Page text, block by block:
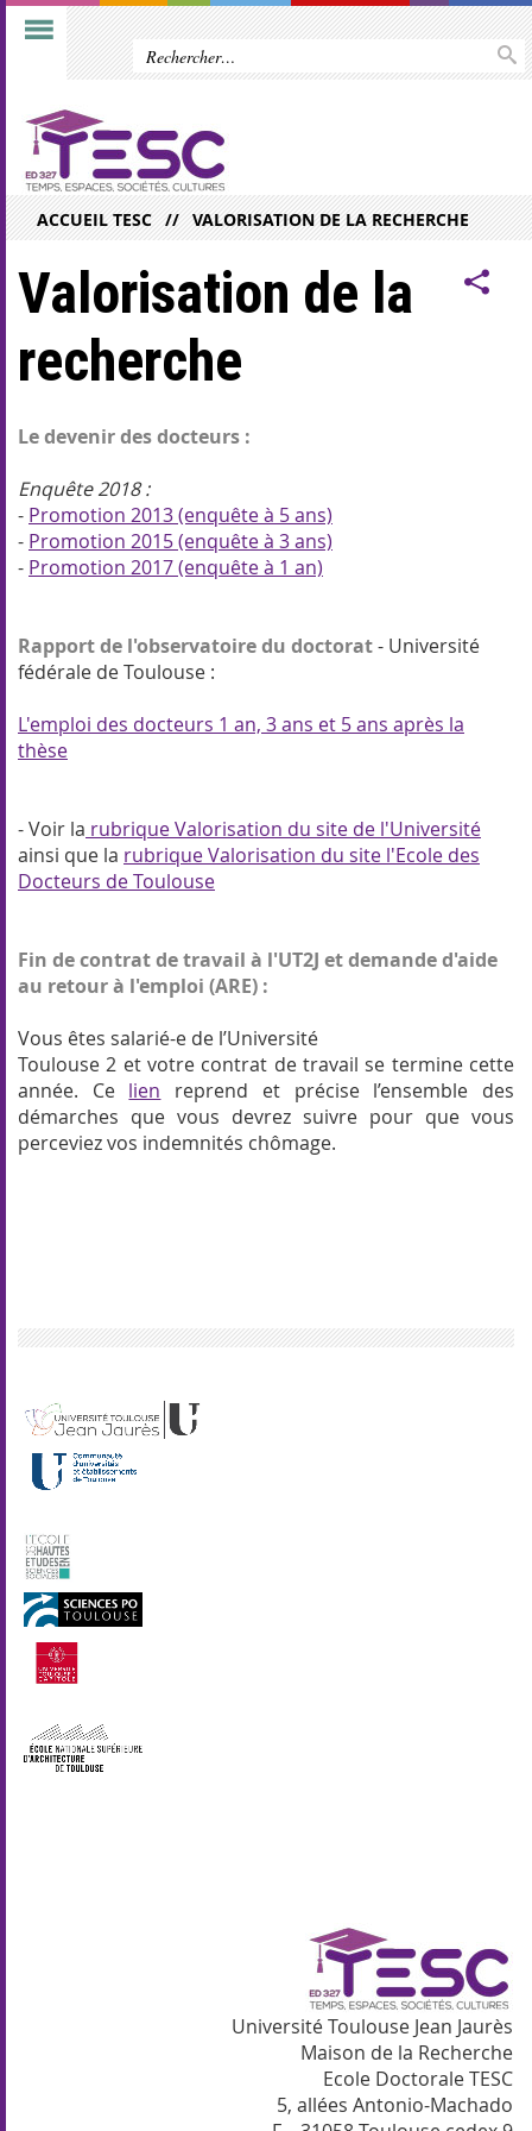
ACCUEIL TESC VALORISATION DE LA RECHERCHE
Valorisation de la
recherche
Le devenir des docteurs :
Enquête 2018 :
- Promotion 2013 (enquête à 5 ans)
- Promotion 2015 (enquête à 3 ans)
- Promotion 2017 (enquête à 1 an)
Rapport de l'observatoire du doctorat- Université
fédérale de Toulouse :
L'emploi des docteurs 1 an, 3 ans et 5 ans après la
thèse
- Voir la rubrique Valorisation du site de l'Université
ainsi que la rubrique Valorisation du site l'Ecole des
Docteurs de Toulouse
Fin de contrat de travail à l'UT2J et demande d'aide
au retour à l'emploi (ARE) :
Vous êtes salarié-e de l’Université
Toulouse 2 et votre contrat de travail se termine cette
année. Ce lien reprend et précise l’ensemble des
démarches que vous devrez suivre pour que vous
perceviez vos indemnités chômage.
Université Toulouse Jean Jaurès
Maison de la Recherche
Ecole Doctorale TESC
5, allées Antonio-Machado